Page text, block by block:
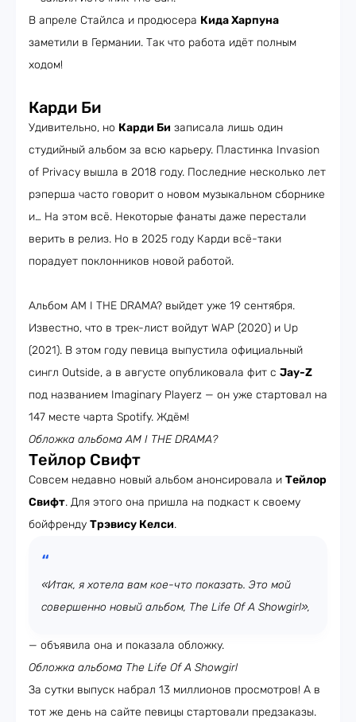
В апреле Стайлса и продюсера Кида Харпуна
заметили в Германии. Так что работа идёт полным
ходом!
Карди Би
Удивительно, но Карди Би записала лишь один
студийный альбом за всю карьеру. Пластинка Invasion
of Privacy вышла в 2018 году. Последние несколько лет
рэперша часто говорит о новом музыкальном сборнике
и… На этом всё. Некоторые фанаты даже перестали
верить в релиз. Но в 2025 году Карди всё-таки
порадует поклонников новой работой.
Альбом AM I THE DRAMA? выйдет уже 19 сентября.
Известно, что в трек-лист войдут WAP (2020) и Up
(2021). В этом году певица выпустила официальный
сингл Outside, а в августе опубликовала фит с Jay-Z
под названием Imaginary Playerz — он уже стартовал на
147 месте чарта Spotify. Ждём!
Обложка альбома AM I THE DRAMA?
Тейлор Свифт
Совсем недавно новый альбом анонсировала и Тейлор
Свифт. Для этого она пришла на подкаст к своему
бойфренду Трэвису Келси.
«Итак, я хотела вам кое-что показать. Это мой
совершенно новый альбом, The Life Of A Showgirl»,
— объявила она и показала обложку.
Обложка альбома The Life Of A Showgirl
За сутки выпуск набрал 13 миллионов просмотров! А в
тот же день на сайте певицы стартовали предзаказы.